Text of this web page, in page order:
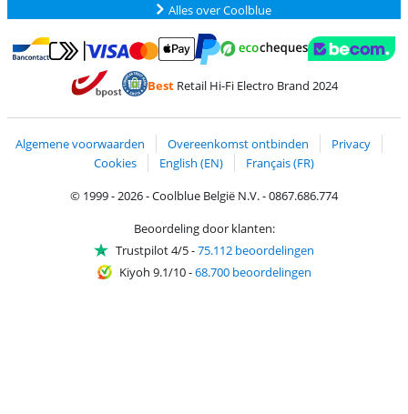
Alles over Coolblue
Betalen met Bancontact
Betalen met MasterCard en Visa via ClickToPay
Betalen met PayPal
BestRetail Hi-Fi Electro Brand 2024
Algemene voorwaarden Overeenkomst ontbinden
Privacy
Cookies
English (EN)
Français (FR)
© 1999 - 2026 - Coolblue België N.V. - 0867.686.774
Beoordeling door klanten:
Trustpilot 4/5-75.112 beoordelingen
Kiyoh 9.1/10-68.700 beoordelingen